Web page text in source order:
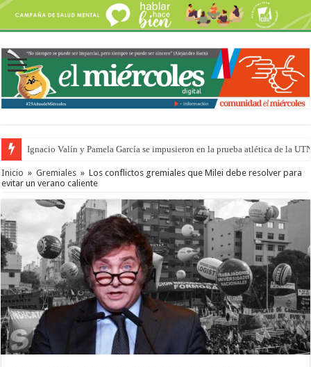
Ignacio Valín y Pamela García se impusieron en la prueba atlética de la
Traigo el litoral en mi canción: 100 años de Aníbal Sampayo
Inicio » Gremiales » Los conflictos gremiales que Milei debe resolver para
evitar un verano caliente